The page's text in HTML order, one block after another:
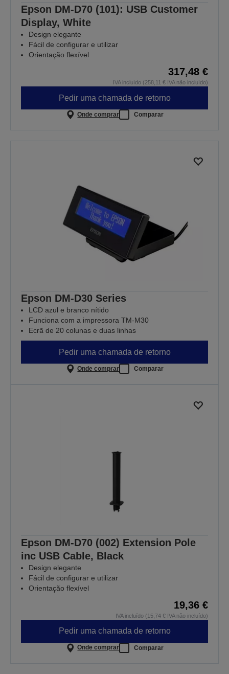
Epson DM-D70 (101): USB Customer
Display, White
Design elegante
Fácil de configurar e utilizar
Orientação flexível
317,48 €
IVA incluído (258,11 € IVA não incluído)
Pedir uma chamada de retorno
Onde comprar Comparar
Epson DM-D30 Series
LCD azul e branco nítido
Funciona com a impressora TM-M30
Ecrã de 20 colunas e duas linhas
Pedir uma chamada de retorno
Onde comprar Comparar
Epson DM-D70 (002) Extension Pole
inc USB Cable, Black
Design elegante
Fácil de configurar e utilizar
Orientação flexível
19,36 €
IVA incluído (15,74 € IVA não incluído)
Pedir uma chamada de retorno
Onde comprar Comparar